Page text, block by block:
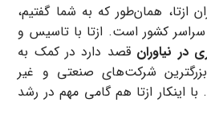
ازتا، همان‌طور که به شما گفتیم،
کشور است. ازتا با تاسیس و
در نیاوران قصد دارد در کمک به
شرکت‌های صنعتی و غیر
اینکار ازتا هم گامی مهم در رشد